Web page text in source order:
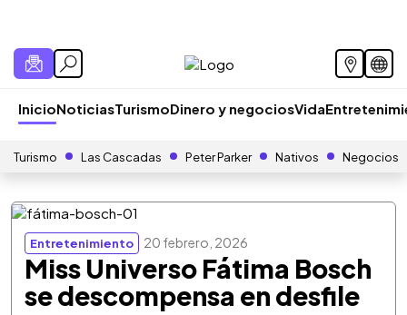
InicioNoticiasTurismoDinero y negociosVida
Turismo Las Cascadas Peter Parker Nativos Negocios
Entretenimiento 20 febrero, 2026
Miss Universo Fátima Bosch
se descompensa en desfile